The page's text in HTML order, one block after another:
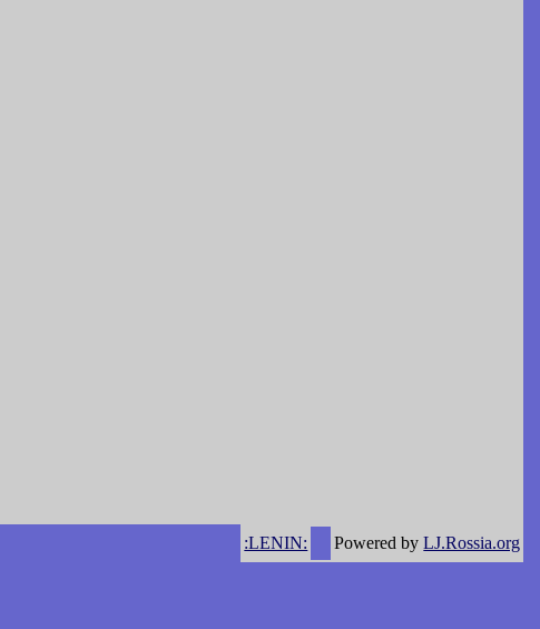
:LENIN: Powered byLJ.Rossia.org